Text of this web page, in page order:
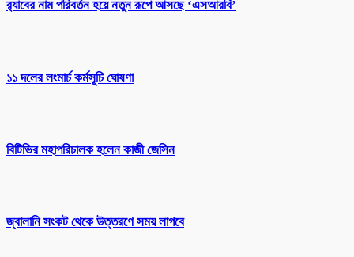
র‌্যাবের নাম পরিবর্তন হয়ে নতুন রূপে আসছে ‘এসআরবি’
১১ দলের লংমার্চ কর্মসূচি ঘোষণা
বিটিভির মহাপরিচালক হলেন কাজী জেসিন
জ্বালানি সংকট থেকে উত্তরণে সময় লাগবে